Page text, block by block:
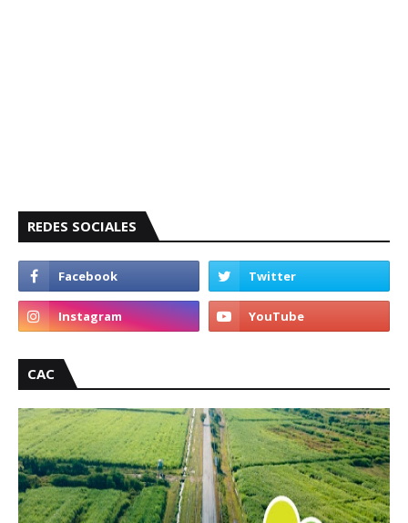
REDES SOCIALES
CAC